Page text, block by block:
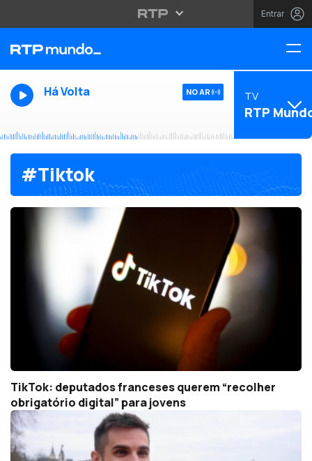
Entrar
Há Volta NO AR TV
RTP
#Tiktok
TikTok: deputados franceses querem “recolher
obrigatório digital” para jovens